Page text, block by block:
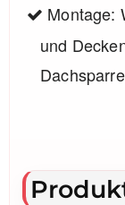
Montage:
und